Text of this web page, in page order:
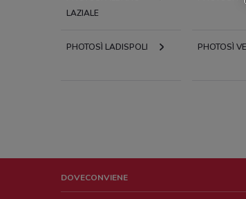
LAZIALE
PHOTOSÌ LADISPOLI PHOTOSÌ
DOVECONVIENE